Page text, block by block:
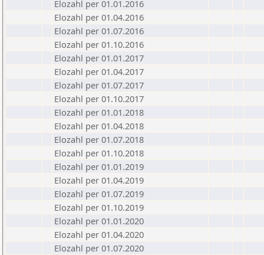
Elozahl per 01.01.2016
Elozahl per 01.04.2016
Elozahl per 01.07.2016
Elozahl per 01.10.2016
Elozahl per 01.01.2017
Elozahl per 01.04.2017
Elozahl per 01.07.2017
Elozahl per 01.10.2017
Elozahl per 01.01.2018
Elozahl per 01.04.2018
Elozahl per 01.07.2018
Elozahl per 01.10.2018
Elozahl per 01.01.2019
Elozahl per 01.04.2019
Elozahl per 01.07.2019
Elozahl per 01.10.2019
Elozahl per 01.01.2020
Elozahl per 01.04.2020
Elozahl per 01.07.2020